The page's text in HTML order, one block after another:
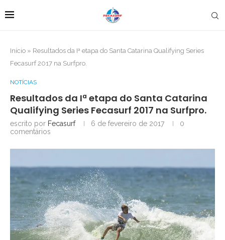
Início » Resultados da Iª etapa do Santa Catarina Qualifying Series
Fecasurf 2017 na Surfpro.
NOTÍCIAS
Resultados da Iª etapa do Santa Catarina
Qualifying Series Fecasurf 2017 na Surfpro.
escrito por Fecasurf 6 de fevereiro de 2017
0
comentários